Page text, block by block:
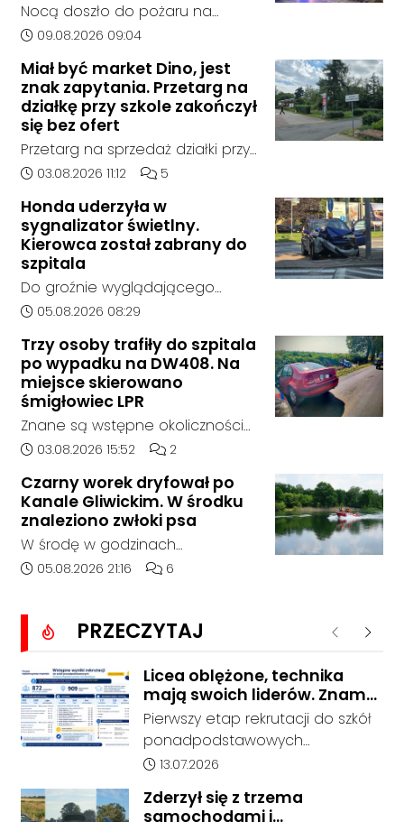
Nocą doszło do pożaru na
jednym z oddziałów szpitala w
łóżko, a ogień szybko został
opanowany przez strażaków.
Jedna osoba została
poszkodowana i otrzymała
pomoc na miejscu.
Data dodania artykułu:
09.08.2026 09:04
Miał być market Dino, jest
znak zapytania. Przetarg na
działkę przy szkole zakończył
się bez ofert
Przetarg na sprzedaż działki przy
Zespole Szkół Technicznych i
Kędzierzynie-Koźlu zakończył się
bez rozstrzygnięcia. Mimo
wcześniejszego zainteresowania
terenem ze strony sieci Dino, do
postępowania nie zgłosił się
żaden oferent.
Data dodania artykułu:
03.08.2026 11:12 Liczba komentarzy artykułu:
5
Honda uderzyła w
sygnalizator świetlny.
Kierowca został zabrany do
szpitala
Do groźnie wyglądającego
zdarzenia drogowego doszło w
godziny 6:30 kierujący
samochodem marki Honda
zjechał z drogi i uderzył w
sygnalizator świetlny.
Data dodania artykułu:
05.08.2026 08:29
Trzy osoby trafiły do szpitala
po wypadku na DW408. Na
miejsce skierowano
śmigłowiec LPR
Znane są wstępne okoliczności
zdarzenia drogowego, do
14:30 na drodze wojewódzkiej nr
408 pomiędzy Starym Koźlem a
Bierawą.
Data dodania artykułu:
03.08.2026 15:52 Liczba komentarzy artykułu:
2
Czarny worek dryfował po
Kanale Gliwickim. W środku
znaleziono zwłoki psa
W środę w godzinach
popołudniowych służby zostały
Gliwicki po zgłoszeniu od
zaniepokojonego świadka.
Osoba zgłaszająca zauważyła
unoszący się na wodzie czarny
worek, którego zawartość
wzbudziła jej niepokój.
Data dodania artykułu:
05.08.2026 21:16 Liczba komentarzy artykułu:
6
PRZECZYTAJ Poprzednie
Licea oblężone, technika
mają swoich liderów. Znamy
wstępne wyniki rekrutacji do
szkół w powiecie
Pierwszy etap rekrutacji do szkół
ponadpodstawowych
prowadzonych przez Powiat
coraz wyraźniejsze preferencje
Data dodania artykułu:
13.07.2026
Zderzył się z trzema
samochodami i